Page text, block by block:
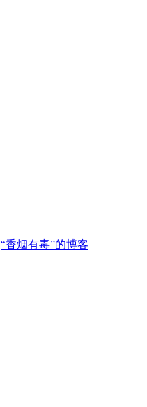
“香烟有毒”的博客